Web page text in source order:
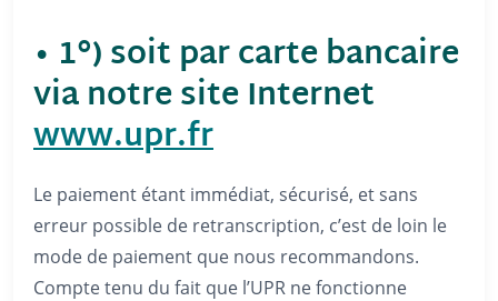
• 1°) soit par carte bancaire
via notre site Internet
www.upr.fr
Le paiement étant immédiat, sécurisé, et sans
erreur possible de retranscription, c’est de loin le
mode de paiement que nous recommandons.
Compte tenu du fait que l’UPR ne fonctionne